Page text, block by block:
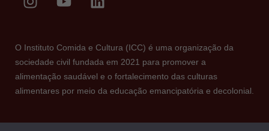
O Instituto Comida e Cultura (ICC) é uma organização da
sociedade civil fundada em 2021 para promover a
alimentação saudável e o fortalecimento das culturas
alimentares por meio da educação emancipatória e decolonial.